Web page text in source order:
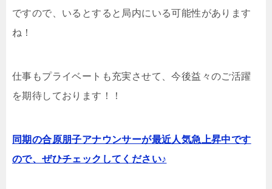
ですので、いるとすると局内にいる可能性があります
ね！
仕事もプライベートも充実させて、今後益々のご活躍
を期待しております！！
同期の合原朋子アナウンサーが最近人気急上昇中です
ので、ぜひチェックしてください♪